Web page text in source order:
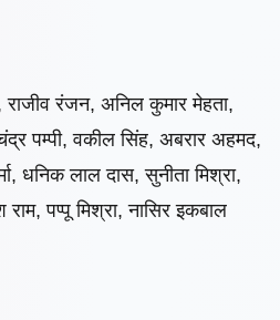
रंजन, अनिल कुमार मेहता,
पम्पी, वकील सिंह, अबरार अहमद,
धनिक लाल दास, सुनीता मिश्रा,
पप्पू मिश्रा, नासिर इकबाल